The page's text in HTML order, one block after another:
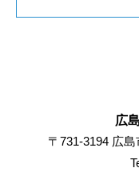
広
〒731-3194 広